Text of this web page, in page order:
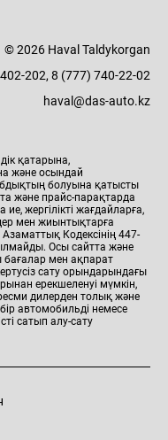
© 2026 Haval Taldykorgan
202, 8 (777) 740-22-02
haval@das-auto.kz
қатарына,
және осындай
болуына қатысты
және прайс-парақтарда
жергілікті жағдайларға,
мен жиынтықтарға
Кодексінің 447-
Осы сайтта және
бағалар мен ақпарат
сату орындарындағы
ерекшеленуі мүмкін,
дилерден толық және
автомобильді немесе
сатып алу-сату